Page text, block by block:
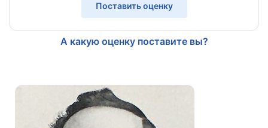
Поставить оценку
А какую оценку поставите вы?